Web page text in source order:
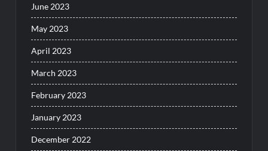
June 2023
May 2023
April 2023
March 2023
February 2023
January 2023
December 2022